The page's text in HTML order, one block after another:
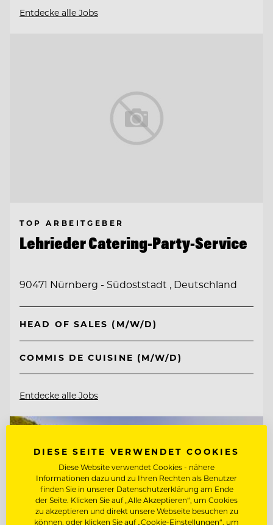
Entdecke alle Jobs
TOP ARBEITGEBER
Lehrieder Catering-Party-Service
90471 Nürnberg - Südoststadt , Deutschland
HEAD OF SALES (M/W/D)
COMMIS DE CUISINE (M/W/D)
Entdecke alle Jobs
DIESE SEITE VERWENDET COOKIES
Diese Website verwendet Cookies - nähere
Informationen dazu und zu Ihren Rechten als Benutzer
finden Sie in unserer Datenschutzerklärung am Ende
der Seite. Klicken Sie auf „Alle Akzeptieren“, um Cookies
zu akzeptieren und direkt unsere Webseite besuchen zu
können, oder klicken Sie auf „Cookie-Einstellungen“, um